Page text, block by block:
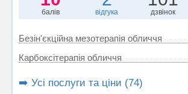
балів відгука дзвінок
Безін'єкційна мезотерапія обличчя
Карбоксітерапія обличчя
➡️ Усі послуги та ціни (74)